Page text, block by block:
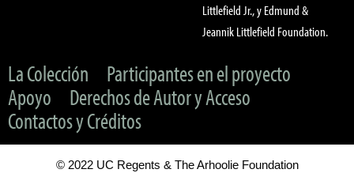
Littlefield Jr., y Edmund &
Jeannik Littlefield Foundation.
La Colección
Participantes en el proyecto
Apoyo
Derechos de Autor y Acceso
Contactos y Créditos
© 2022 UC Regents & The Arhoolie Foundation